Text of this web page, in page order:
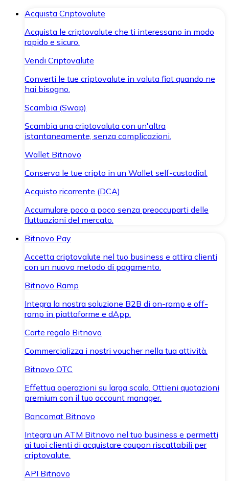
Acquista Criptovalute
Acquista le criptovalute che ti interessano in modo
rapido e sicuro.
Vendi Criptovalute
Converti le tue criptovalute in valuta fiat quando ne
hai bisogno.
Scambia (Swap)
Scambia una criptovaluta con un'altra
istantaneamente, senza complicazioni.
Wallet Bitnovo
Conserva le tue cripto in un Wallet self-custodial.
Acquisto ricorrente (DCA)
Accumulare poco a poco senza preoccuparti delle
fluttuazioni del mercato.
Bitnovo Pay
Accetta criptovalute nel tuo business e attira clienti
con un nuovo metodo di pagamento.
Bitnovo Ramp
Integra la nostra soluzione B2B di on-ramp e off-
ramp in piattaforme e dApp.
Carte regalo Bitnovo
Commercializza i nostri voucher nella tua attività.
Bitnovo OTC
Effettua operazioni su larga scala. Ottieni quotazioni
premium con il tuo account manager.
Bancomat Bitnovo
Integra un ATM Bitnovo nel tuo business e permetti
ai tuoi clienti di acquistare coupon riscattabili per
criptovalute.
API Bitnovo